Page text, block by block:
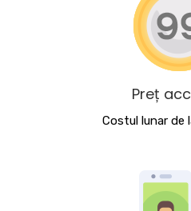
Preț
Costul lunar de